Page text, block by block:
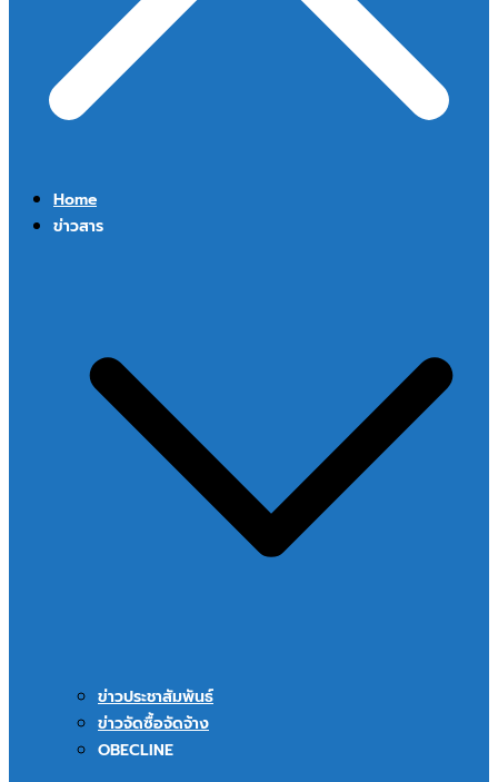
Home
ข่าวสาร
ข่าวประชาสัมพันธ์
ข่าวจัดซื้อจัดจ้าง
OBECLINE